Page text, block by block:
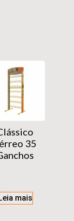
35
mais